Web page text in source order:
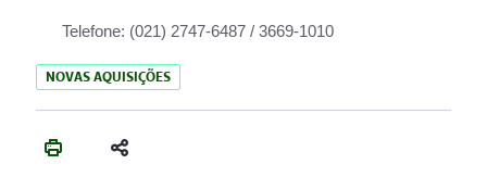
Telefone: (021) 2747-6487 / 3669-1010
NOVAS AQUISIÇÕES